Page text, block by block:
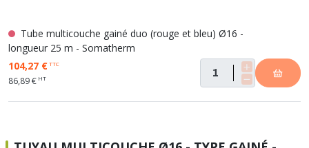
Tube multicouche gainé duo (rouge et bleu) Ø16 -
longueur 25 m - Somatherm
104,27 €TTC
86,89 € HT